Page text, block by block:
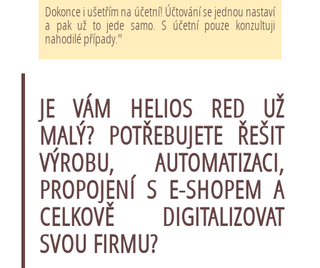
Dokonce i ušetřím na účetní! Účtování se jednou nastaví
a pak už to jede samo. S účetní pouze konzultuji
nahodilé případy."
JE VÁM HELIOS RED UŽ
MALÝ? POTŘEBUJETE ŘEŠIT
VÝROBU, AUTOMATIZACI,
PROPOJENÍ S E-SHOPEM A
CELKOVĚ DIGITALIZOVAT
SVOU FIRMU?